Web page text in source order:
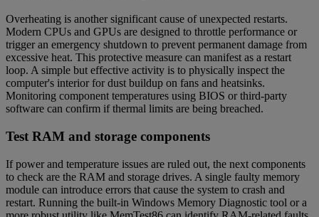
Overheating is another significant cause of unexpected restarts.
Modern CPUs and GPUs are designed to throttle performance or
trigger an emergency shutdown to prevent permanent damage from
excessive heat. This protective measure can manifest as a restart
loop. A simple but effective activity is to physically inspect the
computer's interior for dust buildup on fans and heatsinks.
Monitoring component temperatures using BIOS or third-party
software can confirm if thermal limits are being breached.
Test RAM and storage components
If power and temperature issues are ruled out, the next components
to check are the RAM and storage drives. A single faulty memory
module can introduce errors that cause the system to crash and
restart. Running the built-in Windows Memory Diagnostic tool or a